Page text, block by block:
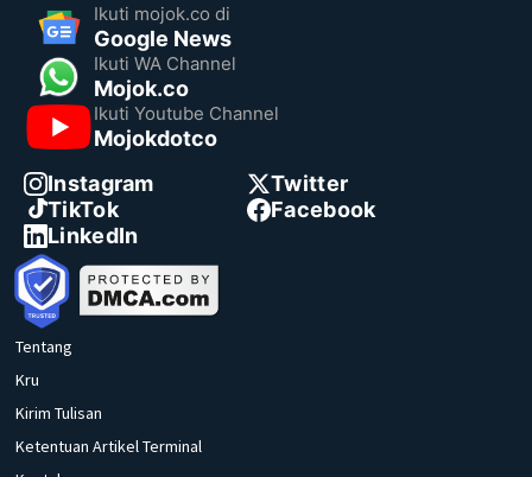
Ikuti mojok.co di
Google News
Ikuti WA Channel
Mojok.co
Ikuti Youtube Channel
Mojokdotco
Instagram
Twitter
TikTok
Facebook
LinkedIn
Tentang
Kru
Kirim Tulisan
Ketentuan Artikel Terminal